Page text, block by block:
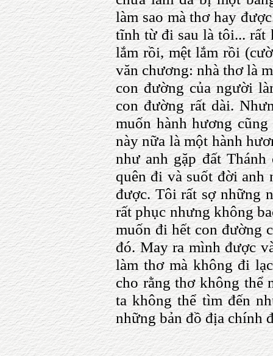
làm sao mà thơ hay
tĩnh từ đi sau là tôi... rất
lắm rồi, mệt lắm rồi
văn chương: nhà thơ là
con đường của người
con đường rất dài.
muốn hành hương
này nữa là một hành
như anh gặp đất
quên đi và suốt đời
được. Tôi rất sợ những
rất phục nhưng không
muốn đi hết con đường
đó. May ra mình được
làm thơ mà không đi
cho rằng thơ không thể
ta không thể tìm đến
những bản đồ địa chính